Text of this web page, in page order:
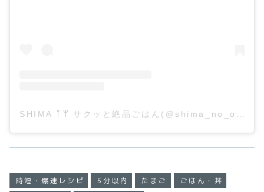
時短・爆速レシピ 5分以内 たまご
ごはん・丼